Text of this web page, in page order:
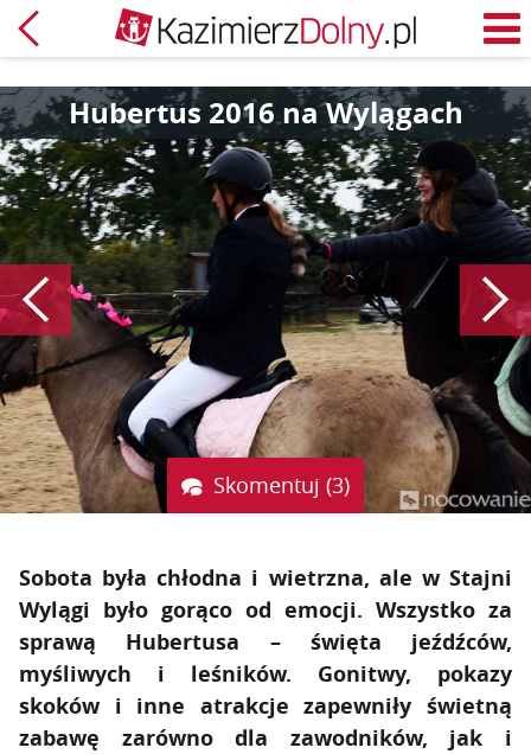
Powrót
Hubertus 2016 na Wylągach
Poprzedni
Skomentuj (3)
Sobota była chłodna i wietrzna, ale w Stajni
Wylągi było gorąco od emocji. Wszystko za
sprawą Hubertusa – święta jeźdźców,
myśliwych i leśników. Gonitwy, pokazy
skoków i inne atrakcje zapewniły świetną
zabawę zarówno dla zawodników, jak i